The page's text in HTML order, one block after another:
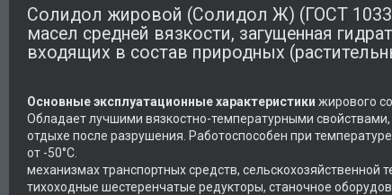
Солидол жировой (Солидол Ж) (ГОСТ
масел средней вязкости, загущенная
входящих в состав природных
Основные эксплуатационные характеристики жирового
Обладает лучшими вязкостно-температурными
отдыхе после разрушения. Работоспособен при
от -
механизмах транспортных средств, сельскохозяйственной
тихоходные шестеренчатые редукторы, станочное